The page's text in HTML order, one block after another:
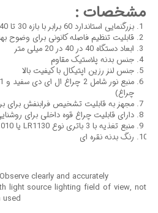
مشخصات :
بزرگنمایی استاندارد 60 برابر با بازه 30 تا 40 برابر
قابلیت تنظیم فاصله کانونی برای وضوح
ابعاد دستگاه 40 در 40 در 20 میلی متر
جنس بدنه پلاستیک مقاوم
جنس لنز رزین اپتیکال با کیفیت بالا
چراغ)
مجهز به قابلیت تشخیص فرابنفش برای
دارای قابلیت چراغ قوه داخلی برای
منبع تغذیه با 3 باتری نوع LR1130 یا AG1010
رنگ بدنه نقره ای
clearly and accurately
light source lighting field of view, not
used